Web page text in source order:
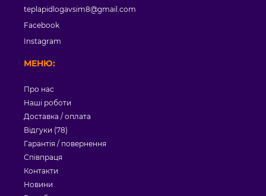
МЕНЮ:
Про нас
Наші роботи
Доставка / оплата
Відгуки (78)
Гарантія / повернення
Співпраця
Контакти
Новини
teplapidlogavsim8@gmail.com
Facebook
Instagram